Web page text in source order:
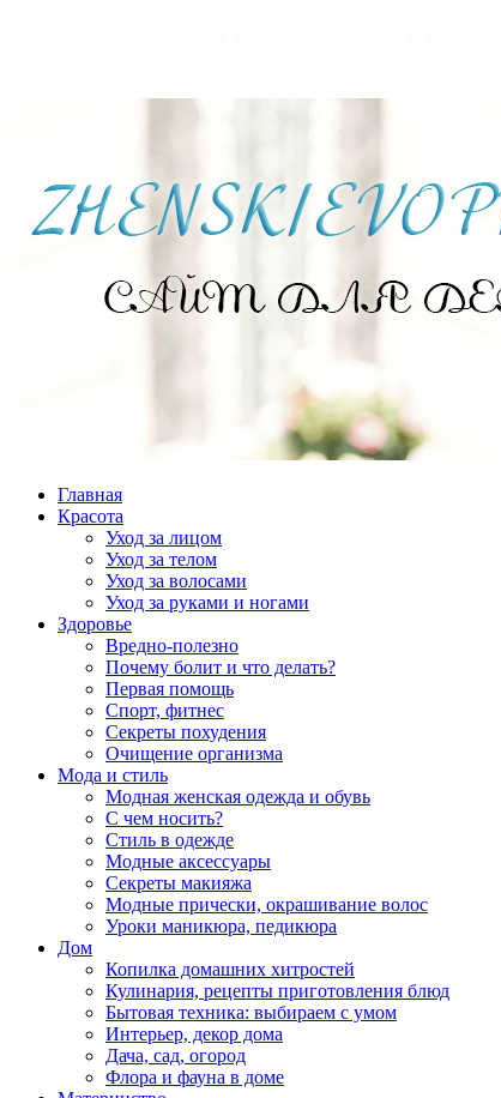
Главная
Красота
Уход за лицом
Уход за телом
Уход за волосами
Уход за руками и ногами
Здоровье
Вредно-полезно
Почему болит и что делать?
Первая помощь
Спорт, фитнес
Секреты похудения
Очищение организма
Мода и стиль
Модная женская одежда и обувь
С чем носить?
Стиль в одежде
Модные аксессуары
Секреты макияжа
Модные прически, окрашивание волос
Уроки маникюра, педикюра
Дом
Копилка домашних хитростей
Кулинария, рецепты приготовления блюд
Бытовая техника: выбираем с умом
Интерьер, декор дома
Дача, сад, огород
Флора и фауна в доме